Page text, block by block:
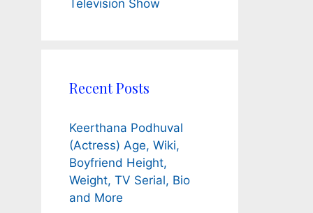
Television Show
Recent Posts
Keerthana Podhuval
(Actress) Age, Wiki,
Boyfriend Height,
Weight, TV Serial, Bio
and More